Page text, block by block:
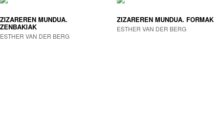
ZIZAREREN MUNDUA.
ZENBAKIAK
ESTHER VAN DER BERG
ZIZAREREN MUNDUA. FORMAK
ESTHER VAN DER BERG